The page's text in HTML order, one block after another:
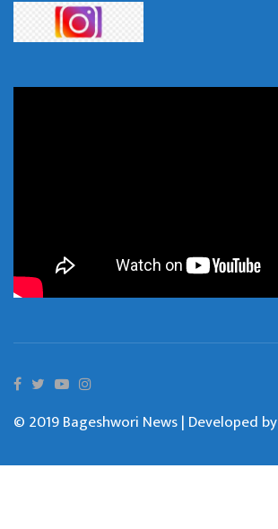
© 2019 Bageshwori News | Developed by